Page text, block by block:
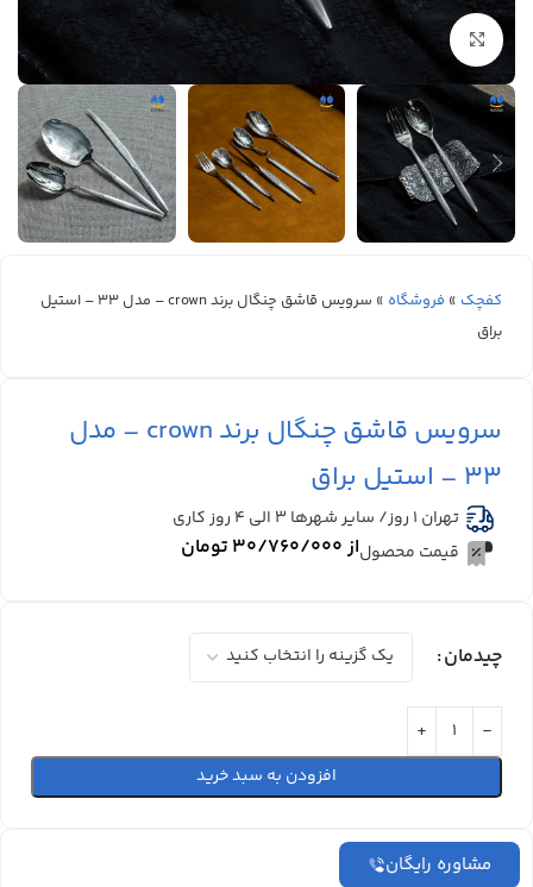
بزرگنمایی تصویر
کفچک » فروشگاه »
سرویس قاشق چنگال برند crown – مدل 33 – استیل
براق
سرویس قاشق چنگال برند crown – مدل
33 – استیل براق
تهران 1 روز/ سایر شهرها ۳ الی ۴ روز کاری
قیمت محصولاز ۳۰/۷۶۰/۰۰۰ تومان
چیدمان
افزودن به سبد خرید
مشاوره رایگان